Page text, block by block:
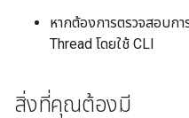
หากต้องการตรวจสอบกา
Thread โดยใช้ CLI
สิ่งที่คุณต้องมี